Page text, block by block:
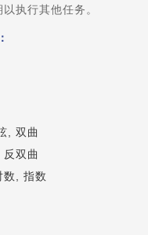
执行其他任务。
, 双曲
双曲
数, 指数